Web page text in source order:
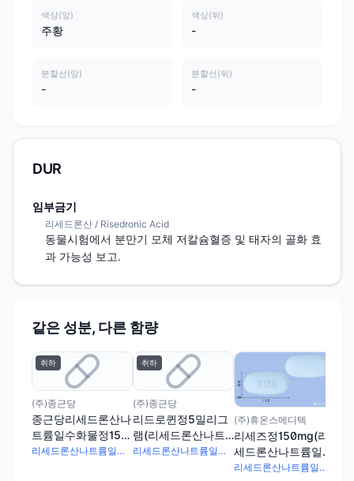
색상(앞)
주황
색상(뒤)
-
분할선(앞)
-
분할선(뒤)
-
DUR
임부금기
리세드론산 / Risedronic Acid
동물시험에서 분만기 모체 저칼슘혈증 및 태자의 골화 효
과 가능성 보고.
같은 성분, 다른 함량
취하
(주)종근당
종근당리세드론산나
트륨일수화물정150
밀리그램
리세드론산나트륨일수화물 158.23mg
취하
(주)종근당
리드로퀸정5밀리그
램(리세드론산나트
륨일수화물)
리세드론산나트륨일수화물 5.27mg
(주)휴온스메디텍
리세즈정150mg(리
세드론산나트륨일수
화물)
리세드론산나트륨일수화물 158.9mg